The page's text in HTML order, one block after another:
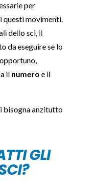
per
questi movimenti.
dello sci, il
da eseguire se lo
il numero e il
bisogna anzitutto
GLI